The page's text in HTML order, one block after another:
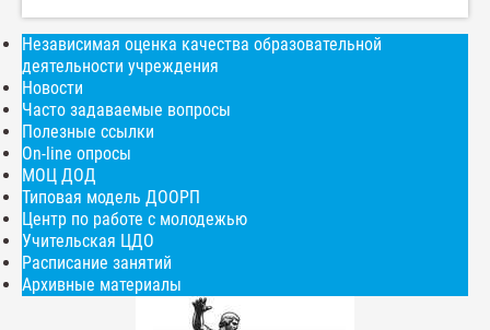
Независимая оценка качества образовательной
деятельности учреждения
Новости
Часто задаваемые вопросы
Полезные ссылки
On-line опросы
МОЦ ДОД
Типовая модель ДООРП
Центр по работе с молодежью
Учительская ЦДО
Расписание занятий
Архивные материалы